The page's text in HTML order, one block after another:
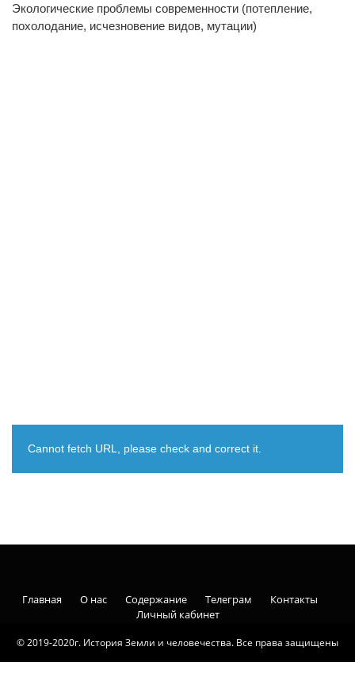
Экологические проблемы современности (потепление,
похолодание, исчезновение видов, мутации)
Cannot fetch URL, please check and correct it.
© 2019-2020г. История Земли и человечества. Все права защищены
Главная О нас Содержание Телеграм
Контакты
Личный кабинет